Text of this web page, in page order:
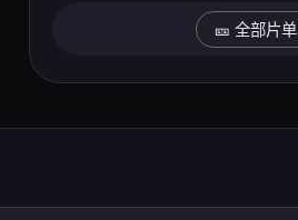
🎫 全部片单